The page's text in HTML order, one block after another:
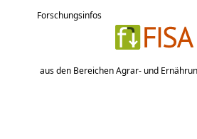
Forschungsinfos
aus den Bereichen Agrar- und